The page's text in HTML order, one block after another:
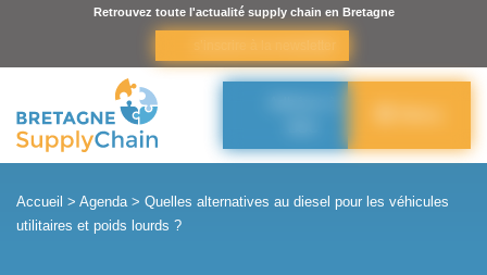
Retrouvez toute l'actualité supply chain en Bretagne
Accueil > Agenda > Quelles alternatives au diesel pour les véhicules
utilitaires et poids lourds ?
Panneau de gestion des cookies